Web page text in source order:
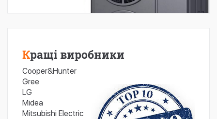
Кращі виробники
Cooper&Hunter
Gree
LG
Midea
Mitsubishi Electric